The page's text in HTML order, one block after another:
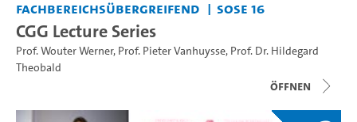
Fachbereichsübergreifend SoSe 16
CGG Lecture Series
Prof. Wouter Werner, Prof. Pieter Vanhuysse, Prof. Dr. Hildegard
Theobald
Öffnen